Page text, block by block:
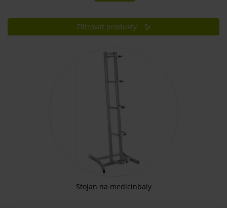
Filtrovat produkty
Stojan na medicinbaly